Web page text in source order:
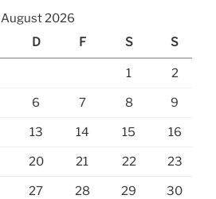
August 2026
D F S S
1 2
6 7 8 9
13 14 15 16
20 21 22 23
27 28 29 30